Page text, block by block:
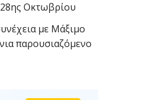
Οκτωβρίου
με Μάξιμο
παρουσιαζόμενο